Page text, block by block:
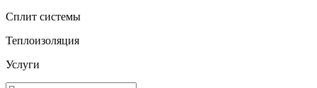
Сплит системы
Теплоизоляция
Услуги